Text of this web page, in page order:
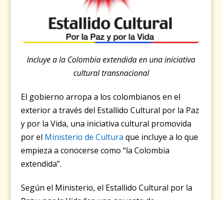
Incluye a la Colombia extendida en una iniciativa
cultural transnacional
El gobierno arropa a los colombianos en el
exterior a través del Estallido Cultural por la Paz
y por la Vida, una iniciativa cultural promovida
por el Ministerio de Cultura que incluye a lo que
empieza a conocerse como “la Colombia
extendida”.
Según el Ministerio, el Estallido Cultural por la